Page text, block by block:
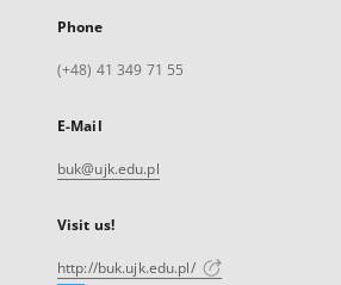
Phone
(+48) 41 349 71 55
E-Mail
buk@ujk.edu.pl
Visit us!
http://buk.ujk.edu.pl/